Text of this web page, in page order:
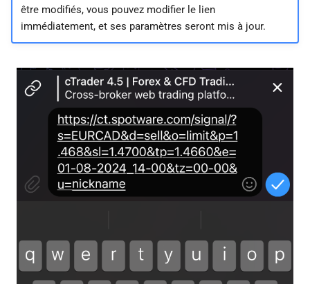
être modifiés, vous pouvez modifier le lien
immédiatement, et ses paramètres seront mis à jour.